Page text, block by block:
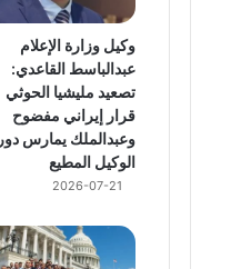
وكيل وزارة الإعلام
عبدالباسط القاعدي:
تصعيد مليشيا الحوثي
قرار إيراني مفضوح
وعبدالملك يمارس دور
الوكيل المطيع
2026-07-21